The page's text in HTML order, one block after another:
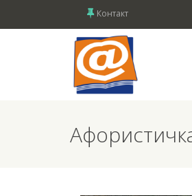
Контакт